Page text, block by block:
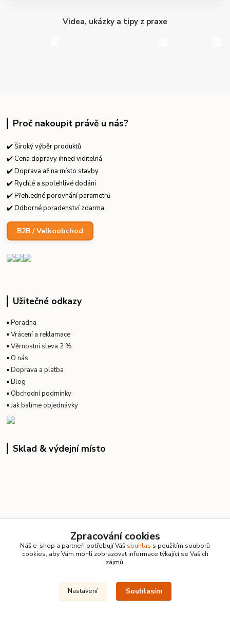
Videa, ukázky a tipy z praxe
Proč nakoupit právě u nás?
✔️ Široký výběr produktů
✔️ Cena dopravy ihned viditelná
✔️ Doprava až na místo stavby
✔️ Rychlé a spolehlivé dodání
✔️ Přehledné porovnání parametrů
✔️ Odborné poradenství zdarma
B2B / Velkoobchod
Užitečné odkazy
▪Poradna
▪Vrácení a reklamace
▪Věrnostní sleva 2 %
▪ O nás
▪Doprava a platba
▪Blog
▪ Obchodní podmínky
▪Jak balíme objednávky
Sklad & výdejní místo
Zpracování cookies
Náš e-shop a partneři potřebují Váš souhlas s použitím souborů
cookies, aby Vám mohli zobrazovat informace týkající se Vašich
zájmů.
Nastavení Souhlasím